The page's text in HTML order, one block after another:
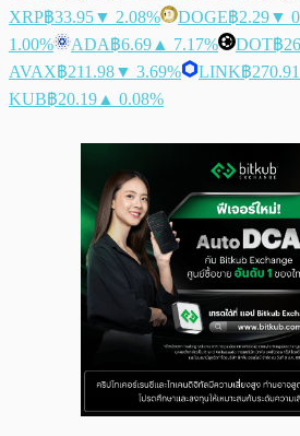
XRP฿33.95▼ 2.08% DOGE฿2.29▼
1.00%
ADA฿6.69 ▲ 7.17% DOT฿
AVAX฿211.98▼ 3.69% LINK฿270.91
KUB฿20.19 ▲ 0.08%